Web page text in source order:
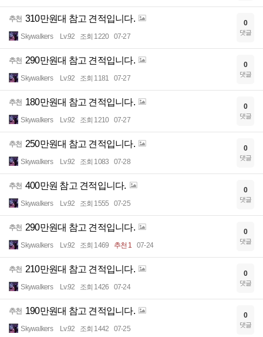
추천 310만원대 참고 견적입니다.
Skywalkers Lv.92 조회 1220 07-27
0
댓글
추천 290만원대 참고 견적입니다.
Skywalkers Lv.92 조회 1181 07-27
0
댓글
추천 180만원대 참고 견적입니다.
Skywalkers Lv.92 조회 1210 07-27
0
댓글
추천 250만원대 참고 견적입니다.
Skywalkers Lv.92 조회 1083 07-28
0
댓글
추천 400만원 참고 견적입니다.
Skywalkers Lv.92 조회 1555 07-25
0
댓글
추천 290만원대 참고 견적입니다.
Skywalkers Lv.92 조회 1469 추천 1 07-24
0
댓글
추천 210만원대 참고 견적입니다.
Skywalkers Lv.92 조회 1426 07-24
0
댓글
추천 190만원대 참고 견적입니다.
Skywalkers Lv.92 조회 1442 07-25
0
댓글